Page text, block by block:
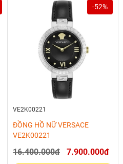
-52%
VE2K00221
ĐỒNG HỒ NỮ VERSACE
VE2K00221
16.400.000đ 7.900.000đ